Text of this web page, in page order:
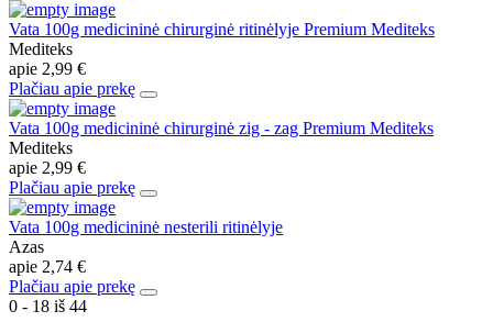
Vata 100g medicininė chirurginė ritinėlyje Premium Mediteks
Mediteks
apie 2,99 €
Plačiau apie prekę
Vata 100g medicininė chirurginė zig - zag Premium Mediteks
Mediteks
apie 2,99 €
Plačiau apie prekę
Vata 100g medicininė nesterili ritinėlyje
Azas
apie 2,74 €
Plačiau apie prekę
0 - 18 iš 44